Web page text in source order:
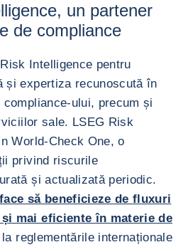
un partener
de compliance
Intelligence pentru
și expertiza recunoscută în
ului, precum și
sale. LSEG Risk
World-Check One, o
privind riscurile
și actualizată periodic.
să beneficieze de fluxuri
mai eficiente în materie de
reglementările internaționale